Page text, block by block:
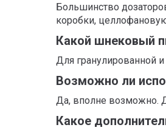
Большинство
коробки,
Какой шнековый
Для гранулированной
Возможно ли
Да, вполне возможно.
Какое